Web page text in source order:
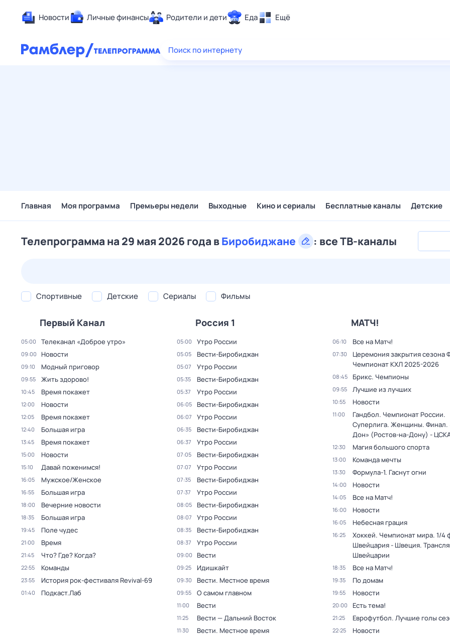
Новости Личные финансы Родители и дети Еда Ещё
Здоровье
Поиск по интернету
Главная Моя программа Премьеры недели Выходные Кино и сериалы Бесплатные каналы Детские
Телепрограмма на 29 мая 2026 года вБиробиджане : все ТВ-каналы
Спортивные Детские Сериалы Фильмы
Первый Канал
05:00 Телеканал «Доброе утро»
09:00 Новости
09:10 Модный приговор
09:55 Жить здорово!
10:45 Время покажет
12:00 Новости
12:05 Время покажет
12:40 Большая игра
13:45 Время покажет
15:00 Новости
15:10 Давай поженимся!
16:05 Мужское/Женское
16:55 Большая игра
18:00 Вечерние новости
18:35 Большая игра
19:45 Поле чудес
21:00 Время
21:45 Что? Где? Когда?
22:55 Команды
23:55 История рок-фестиваля Revival-69
01:40 Подкаст.Лаб
Россия 1
05:00 Утро России
05:05 Вести-Биробиджан
05:07 Утро России
05:35 Вести-Биробиджан
05:37 Утро России
06:05 Вести-Биробиджан
06:07 Утро России
06:35 Вести-Биробиджан
06:37 Утро России
07:05 Вести-Биробиджан
07:07 Утро России
07:35 Вести-Биробиджан
07:37 Утро России
08:05 Вести-Биробиджан
08:07 Утро России
08:35 Вести-Биробиджан
08:37 Утро России
09:00 Вести
09:25 Идишкайт
09:30 Вести. Местное время
09:55 О самом главном
11:00 Вести
11:25 Вести — Дальний Восток
11:30 Вести. Местное время
МАТЧ!
06:10 Все на Матч!
07:30
Церемония закрытия сезона
Чемпионат КХЛ 2025-2026
08:45 Брикс. Чемпионы
09:55 Лучшие из лучших
10:55 Новости
11:00
Гандбол. Чемпионат России.
Суперлига. Женщины. Финал.
Дон» (Ростов-на-Дону) -
12:30 Магия большого спорта
13:00 Команда мечты
13:30 Формула-1. Гаснут огни
14:00 Новости
14:05 Все на Матч!
16:00 Новости
16:05 Небесная грация
16:25
Хоккей. Чемпионат мира. 1/4
Швейцария - Швеция.
Швейцарии
18:35 Все на Матч!
19:35 По домам
19:55 Новости
20:00 Есть тема!
21:25 Еврофутбол. Лучшие голы
22:25 Новости